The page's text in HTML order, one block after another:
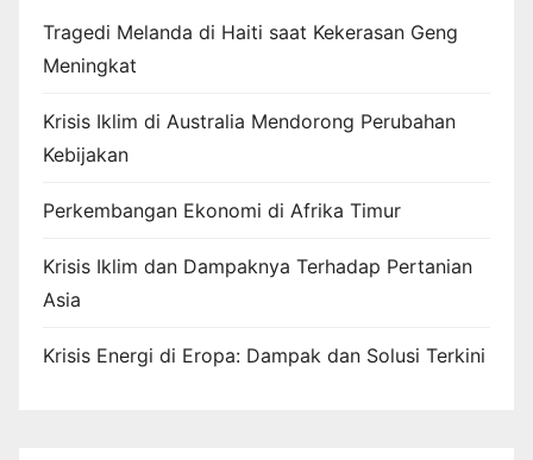
Tragedi Melanda di Haiti saat Kekerasan Geng
Meningkat
Krisis Iklim di Australia Mendorong Perubahan
Kebijakan
Perkembangan Ekonomi di Afrika Timur
Krisis Iklim dan Dampaknya Terhadap Pertanian
Asia
Krisis Energi di Eropa: Dampak dan Solusi Terkini